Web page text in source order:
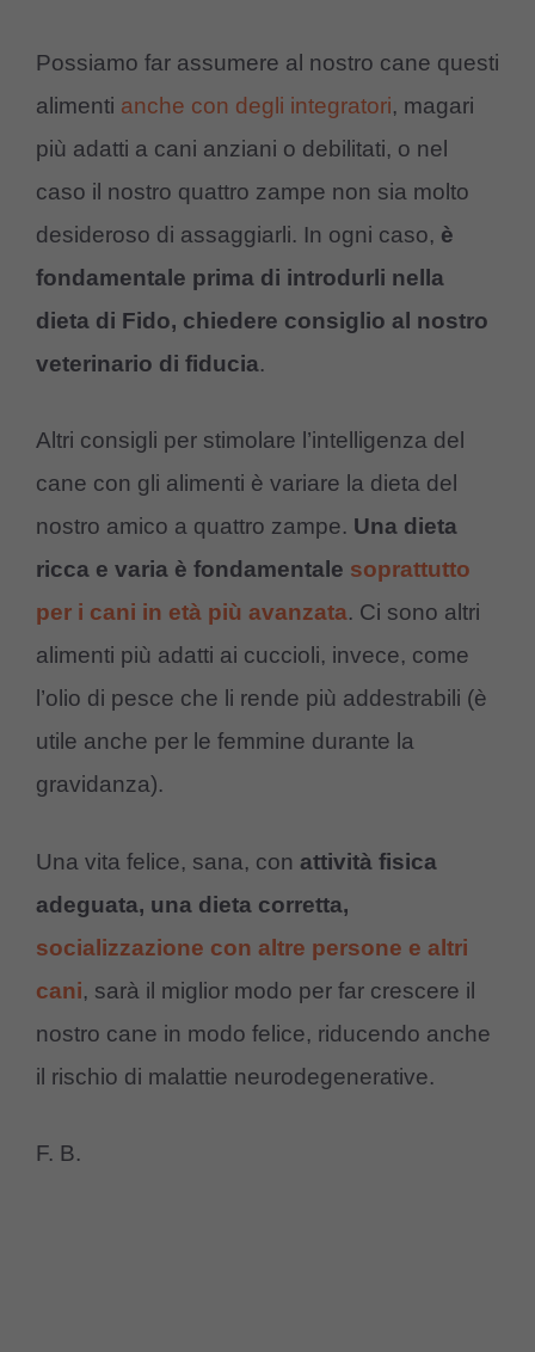
Possiamo far assumere al nostro cane questi
alimenti anche con degli integratori, magari
più adatti a cani anziani o debilitati, o nel
caso il nostro quattro zampe non sia molto
desideroso di assaggiarli. In ogni caso, è
fondamentale prima di introdurli nella
dieta di Fido, chiedere consiglio al nostro
veterinario di fiducia.
Altri consigli per stimolare l’intelligenza del
cane con gli alimenti è variare la dieta del
nostro amico a quattro zampe. Una dieta
ricca e varia è fondamentale soprattutto
per i cani in età più avanzata. Ci sono altri
alimenti più adatti ai cuccioli, invece, come
l’olio di pesce che li rende più addestrabili (è
utile anche per le femmine durante la
gravidanza).
Una vita felice, sana, con attività fisica
adeguata, una dieta corretta,
socializzazione con altre persone e altri
cani, sarà il miglior modo per far crescere il
nostro cane in modo felice, riducendo anche
il rischio di malattie neurodegenerative.
F. B.